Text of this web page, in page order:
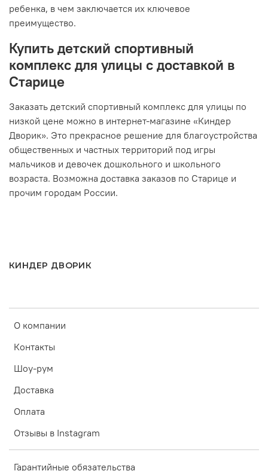
ребенка, в чем заключается их ключевое
преимущество.
Купить детский спортивный
комплекс для улицы с доставкой в
Старице
Заказать детский спортивный комплекс для улицы по
низкой цене можно в интернет-магазине «Киндер
Дворик». Это прекрасное решение для благоустройства
общественных и частных территорий под игры
мальчиков и девочек дошкольного и школьного
возраста. Возможна доставка заказов по Старице и
прочим городам России.
КИНДЕР ДВОРИК
О компании
Контакты
Шоу-рум
Доставка
Оплата
Отзывы в Instagram
Гарантийные обязательства